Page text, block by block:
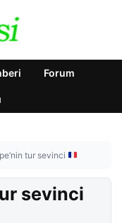
Forum
tur sevinci
sevinci